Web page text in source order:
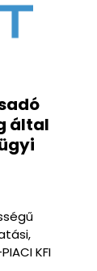
által
KFI